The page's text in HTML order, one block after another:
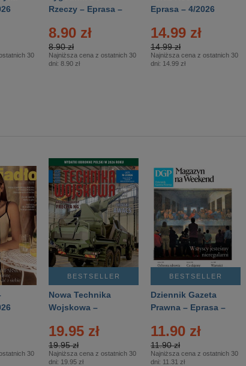
30
Rzeczy – Eprasa –
8.90 zł
8.90 zł
Najniższa cena z ostatnich 30
dni: 8.90 zł
Eprasa – 4/2026
14.99 zł
14.99 zł
Najniższa cena z ostatnich 30
dni: 14.99 zł
30
BESTSELLER
Nowa Technika
Wojskowa –
19.95 zł
19.95 zł
Najniższa cena z ostatnich 30
dni: 19.95 zł
BESTSELLER
Dziennik Gazeta
Prawna – Eprasa –
11.90 zł
11.90 zł
Najniższa cena z ostatnich 30
dni: 11.31 zł